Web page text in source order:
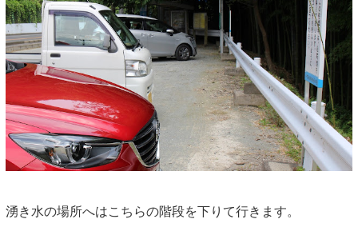
湧き水の場所へはこちらの階段を下りて行きます。